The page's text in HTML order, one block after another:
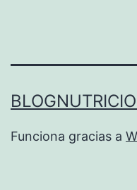
Funciona gracias a